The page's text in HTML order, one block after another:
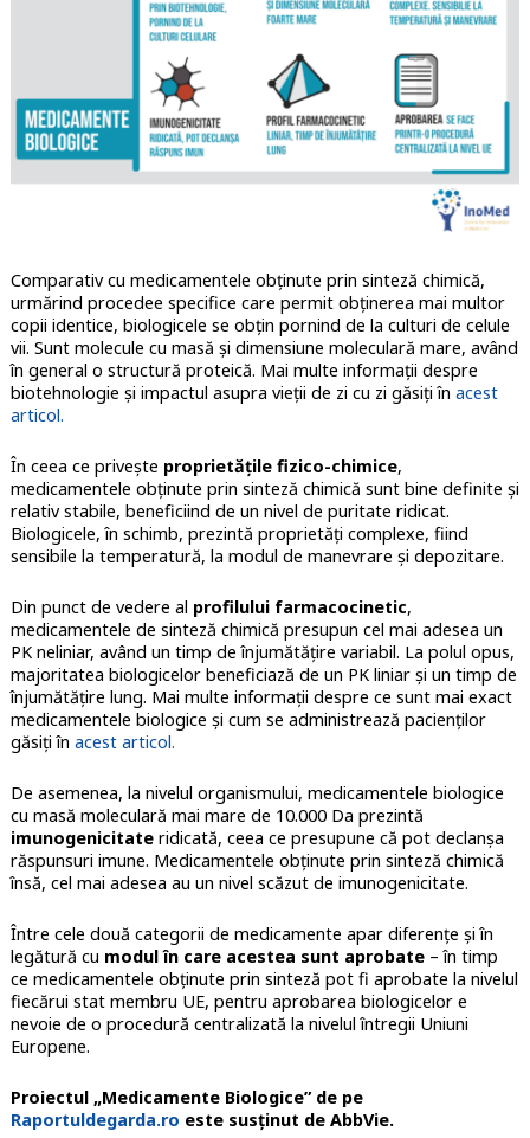
Comparativ cu medicamentele obținute prin sinteză chimică,
urmărind procedee specifice care permit obținerea mai multor
copii identice, biologicele se obțin pornind de la culturi de celule
vii. Sunt molecule cu masă și dimensiune moleculară mare, având
în general o structură proteică. Mai multe informații despre
biotehnologie și impactul asupra vieții de zi cu zi găsiți în acest
articol.
În ceea ce privește proprietățile fizico-chimice,
medicamentele obținute prin sinteză chimică sunt bine definite și
relativ stabile, beneficiind de un nivel de puritate ridicat.
Biologicele, în schimb, prezintă proprietăți complexe, fiind
sensibile la temperatură, la modul de manevrare și depozitare.
Din punct de vedere al profilului farmacocinetic,
medicamentele de sinteză chimică presupun cel mai adesea un
PK neliniar, având un timp de înjumătățire variabil. La polul opus,
majoritatea biologicelor beneficiază de un PK liniar și un timp de
înjumătățire lung. Mai multe informații despre ce sunt mai exact
medicamentele biologice și cum se administrează pacienților
găsiți în acest articol.
De asemenea, la nivelul organismului, medicamentele biologice
cu masă moleculară mai mare de 10.000 Da prezintă
imunogenicitateridicată, ceea ce presupune că pot declanșa
răspunsuri imune. Medicamentele obținute prin sinteză chimică
însă, cel mai adesea au un nivel scăzut de imunogenicitate.
Între cele două categorii de medicamente apar diferențe și în
legătură cu modul în care acestea sunt aprobate– în timp
ce medicamentele obținute prin sinteză pot fi aprobate la nivelul
fiecărui stat membru UE, pentru aprobarea biologicelor e
nevoie de o procedură centralizată la nivelul întregii Uniuni
Europene.
Proiectul „Medicamente Biologice” de pe
Raportuldegarda.ro este susținut de AbbVie.